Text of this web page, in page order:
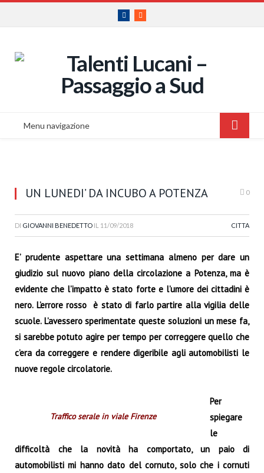
Facebook
RSS
Menu navigazione
UN LUNEDI’ DA INCUBO A POTENZA 0
DI GIOVANNI BENEDETTO IL 11/09/2018 CITTA
E’ prudente aspettare una settimana almeno per dare un
giudizio sul nuovo piano della circolazione a Potenza, ma è
evidente che l’impatto è stato forte e l’umore dei cittadini è
nero. L’errore rosso è stato di farlo partire alla vigilia delle
scuole. L’avessero sperimentate queste soluzioni un mese fa,
si sarebbe potuto agire per tempo per correggere quello che
c’era da correggere e rendere digeribile agli automobilisti le
nuove regole circolatorie.
Traffico serale in viale Firenze
Per
spiegare
le
difficoltà che la novità ha comportato, un paio di
automobilisti mi hanno dato del cornuto, solo che i cornuti